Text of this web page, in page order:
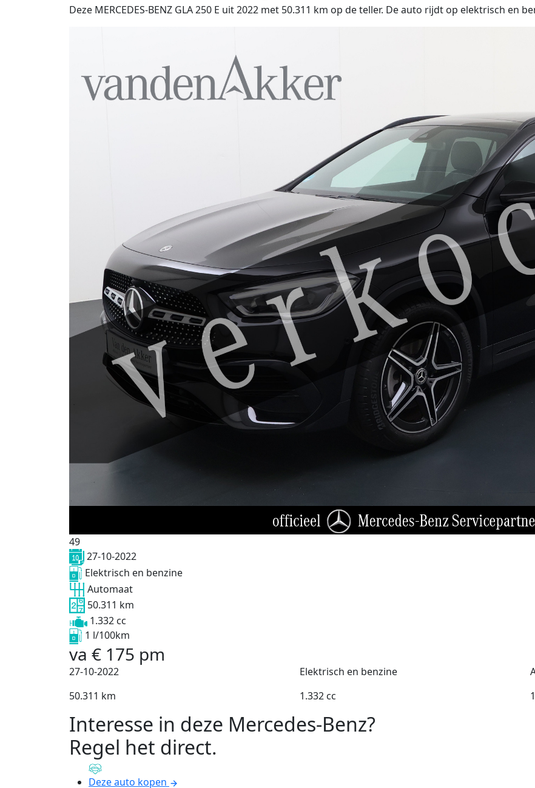
Deze MERCEDES-BENZ GLA 250 E uit 2022 met 50.311 km op de teller. De auto rijdt op elektrisch en
49
27-10-2022
Elektrisch en benzine
Automaat
50.311 km
1.332 cc
1 l/100km
va € 175 pm
27-10-2022 Elektrisch en benzine
50.311 km
1.332 cc
Interesse in deze Mercedes-Benz?
Regel het direct.
Deze auto kopen